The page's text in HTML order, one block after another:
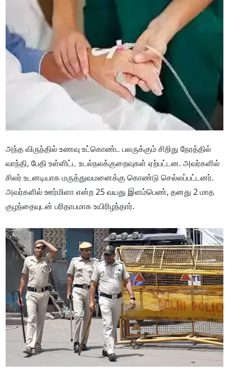
அந்த விருந்தில் உணவு உட்கொண்ட பலருக்கும் சிறிது நேரத்தில்
வாந்தி, பேதி உள்ளிட்ட உடல்நலக்குறைவுகள் ஏற்பட்டன. அவர்களில்
சிலர் உடனடியாக மருத்துவமனைக்கு கொண்டு செல்லப்பட்டனர்.
அவர்களில் ஊர்மிளா என்ற 25 வயது இளம்பெண், தனது 2 மாத
குழந்தையுடன் பரிதாபமாக உயிரிழந்தார்.